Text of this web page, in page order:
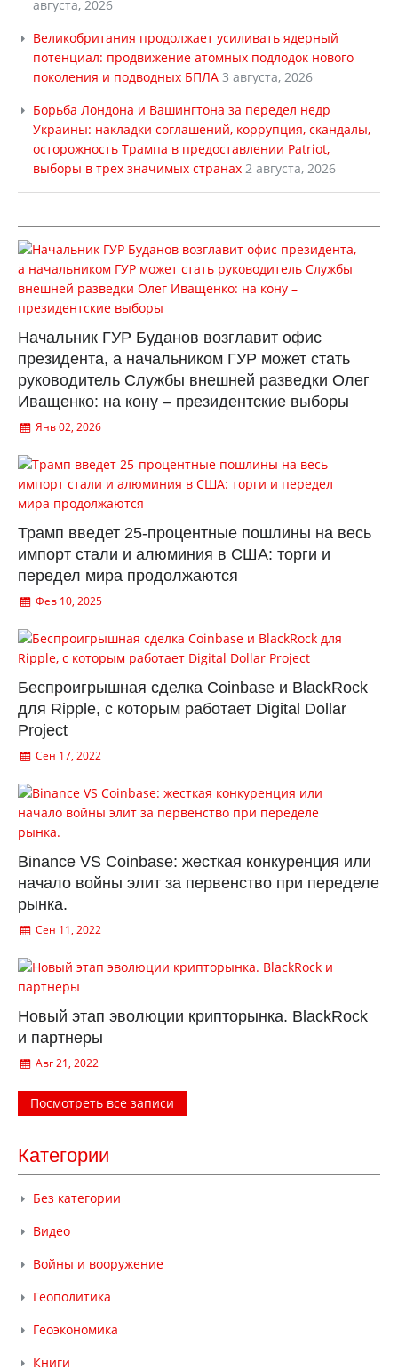
августа, 2026
Великобритания продолжает усиливать ядерный
потенциал: продвижение атомных подлодок нового
поколения и подводных БПЛА 3 августа, 2026
Борьба Лондона и Вашингтона за передел недр
Украины: накладки соглашений, коррупция, скандалы,
осторожность Трампа в предоставлении Patriot,
выборы в трех значимых странах 2 августа, 2026
Начальник ГУР Буданов возглавит офис
президента, а начальником ГУР может стать
руководитель Службы внешней разведки Олег
Иващенко: на кону – президентские выборы
Янв 02, 2026
Трамп введет 25-процентные пошлины на весь
импорт стали и алюминия в США: торги и
передел мира продолжаются
Фев 10, 2025
Беспроигрышная сделка Coinbase и BlackRock
для Ripple, с которым работает Digital Dollar
Project
Сен 17, 2022
Binance VS Coinbase: жесткая конкуренция или
начало войны элит за первенство при переделе
рынка.
Сен 11, 2022
Новый этап эволюции крипторынка. BlackRock
и партнеры
Авг 21, 2022
Посмотреть все записи
Категории
Без категории
Видео
Войны и вооружение
Геополитика
Геоэкономика
Книги